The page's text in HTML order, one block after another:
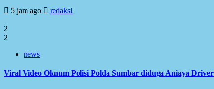
5 jam ago redaksi
2
2
news
Viral Video Oknum Polisi Polda Sumbar diduga Aniaya Driver